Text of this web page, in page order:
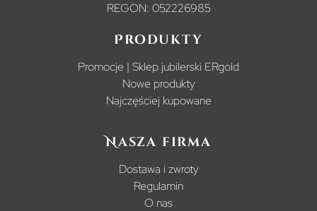
REGON: 052226985
Produkty
Promocje | Sklep jubilerski ERgold
Nowe produkty
Najczęściej kupowane
Nasza firma
Dostawa i zwroty
Regulamin
O nas